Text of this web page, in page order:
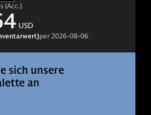
(Acc.)
USD
per 2026-08-06
sich unsere
an